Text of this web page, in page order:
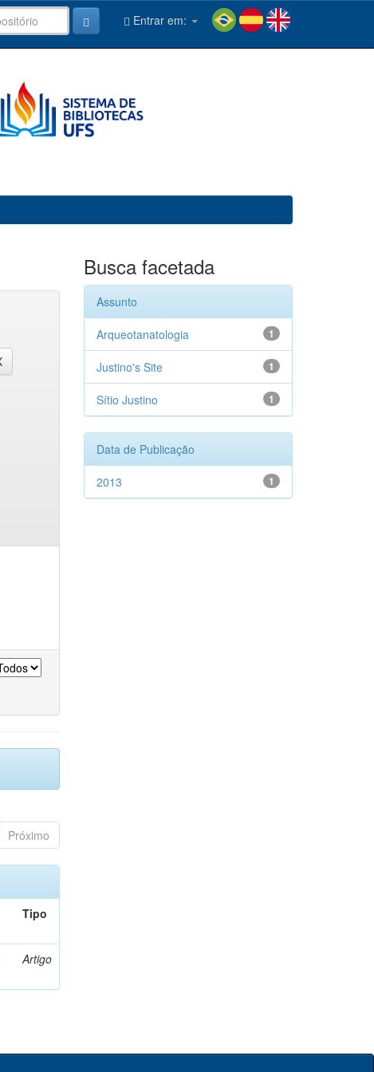
Entrar em:
Próximo
Tipo
Artigo
Busca facetada
Assunto
1
Arqueotanatologia
1
Justino's Site
1
Sítio Justino
Data de Publicação
1
2013